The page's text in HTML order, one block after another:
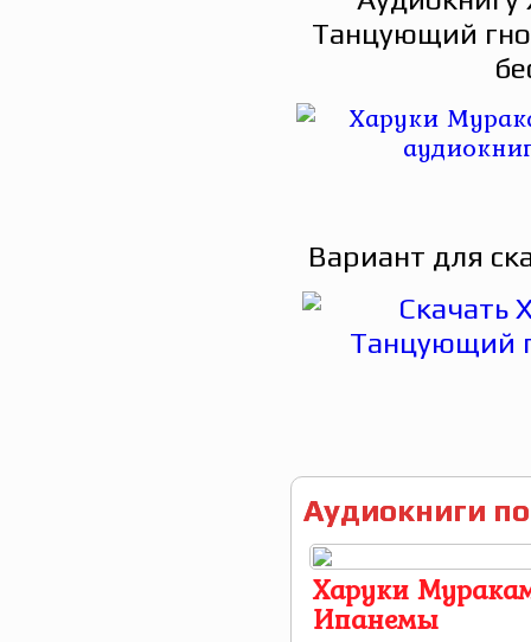
Танцующий
Вариант для
Аудиокниги
Харуки
Ипaнемы